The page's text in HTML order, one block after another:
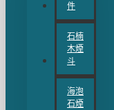
件
石楠
木煙
斗
海泡
石煙